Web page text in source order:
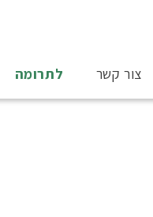
צור קשר לתרומה